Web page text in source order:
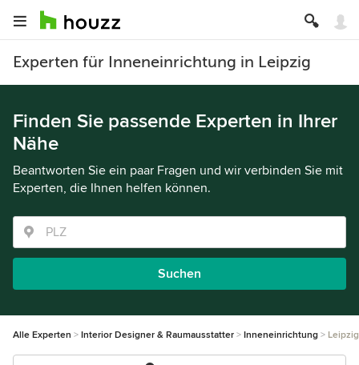
Experten für Inneneinrichtung in Leipzig
Finden Sie passende Experten in Ihrer
Nähe
Beantworten Sie ein paar Fragen und wir verbinden Sie mit
Experten, die Ihnen helfen können.
Suchen
Alle Experten Interior Designer & Raumausstatter Inneneinrichtung Leipzig